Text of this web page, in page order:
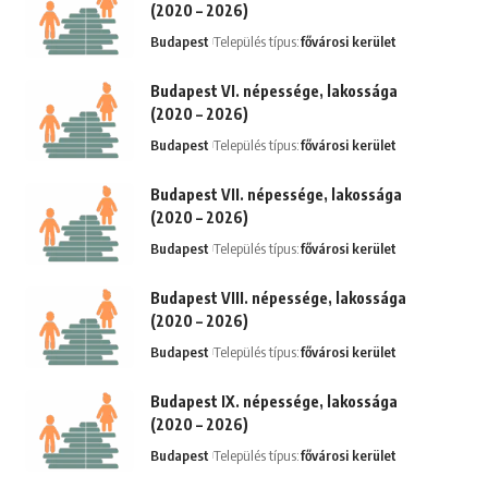
(2020 – 2026)
Budapest Település típus:fővárosi kerület
Budapest VI. népessége, lakossága
(2020 – 2026)
Budapest Település típus:fővárosi kerület
Budapest VII. népessége, lakossága
(2020 – 2026)
Budapest Település típus:fővárosi kerület
Budapest VIII. népessége, lakossága
(2020 – 2026)
Budapest Település típus:fővárosi kerület
Budapest IX. népessége, lakossága
(2020 – 2026)
Budapest Település típus:fővárosi kerület